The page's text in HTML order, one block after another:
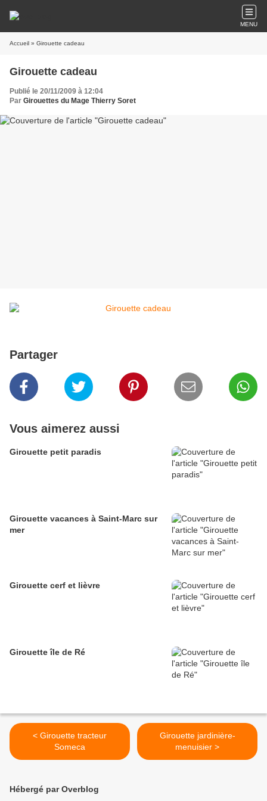
MENU
Accueil » Girouette cadeau
Girouette cadeau
Publié le 20/11/2009 à 12:04
Par Girouettes du Mage Thierry Soret
Partager
Vous aimerez aussi
Girouette petit paradis
Girouette vacances à Saint-Marc sur
mer
Girouette cerf et lièvre
Girouette île de Ré
< Girouette tracteur
Someca
Girouette jardinière-
menuisier >
Hébergé par Overblog